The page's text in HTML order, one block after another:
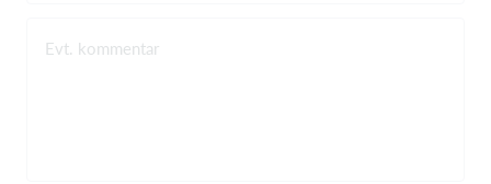
Evt. kommentar